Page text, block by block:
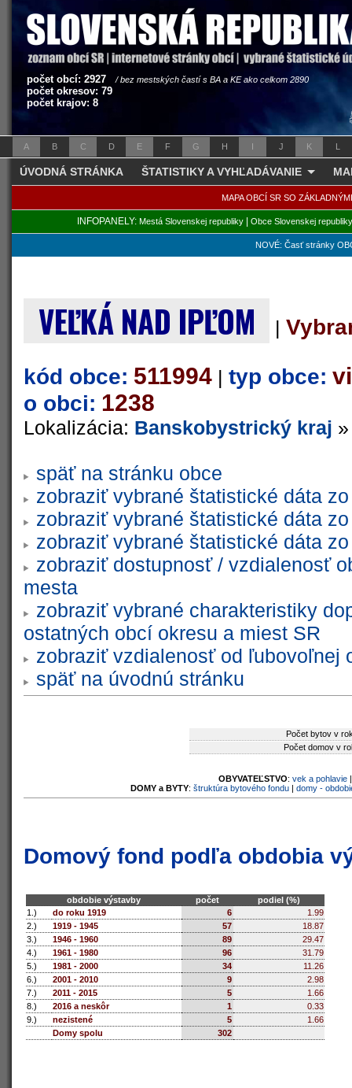
počet obcí: 2927 / bez mestských častí s BA a KE ako celkom 2890
počet okresov: 79
počet krajov: 8
A B C D E F G H I J K L
ÚVODNÁ STRÁNKA ŠTATISTIKY A VYHĽADÁVANIE
MAPA OBCÍ SR SO
INFOPANELY: Mestá Slovenskej republiky| Obce Slovenskej republiky
NOVÉ: Časť stránky
VEĽKÁ NAD IPĽOM |
kód obce: 511994 | typ obce:
o obci: 1238
Lokalizácia: Banskobystrický kraj
späť na stránku obce
zobraziť vybrané štatistické dáta
zobraziť vybrané štatistické dáta
zobraziť vybrané štatistické dáta
zobraziť dostupnosť / vzdialenosť
mesta
zobraziť vybrané charakteristiky
ostatných obcí okresu a miest SR
zobraziť vzdialenosť od ľubovoľnej
späť na úvodnú stránku
Počet bytov v
Počet domov v
OBYVATEĽSTVO: vek a pohlavie
DOMY a BYTY: štruktúra bytového fondu| domy -
Domový fond podľa obdobia
obdobie výstavby počet
podiel (%)
1.)
do roku 1919 6
1.99
2.)
1919 - 1945 57
18.87
3.)
1946 - 1960 89
29.47
4.)
1961 - 1980 96
31.79
5.)
1981 - 2000 34
11.26
6.)
2001 - 2010 9
2.98
7.)
2011 - 2015 5
1.66
8.)
2016 a neskôr 1
0.33
9.)
nezistené 5
1.66
Domy spolu
302